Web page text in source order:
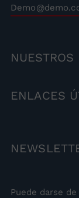
NUESTROS
ENLACES
Puede darse